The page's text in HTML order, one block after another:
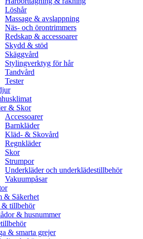
Löshår
Massage & avslappning
Näs- och örontrimmers
Redskap & accessoarer
Skydd & stöd
Skäggvård
Stylingverktyg för hår
Tandvård
Tester
& Skor
Accessoarer
Barnkläder
Kläd- & Skovård
Regnkläder
Skor
Strumpor
Underkläder och underklädestillbehör
Vakuumpåsar
& Säkerhet
& tillbehör
& husnummer
& smarta grejer